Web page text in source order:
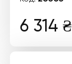
6 314 ₴